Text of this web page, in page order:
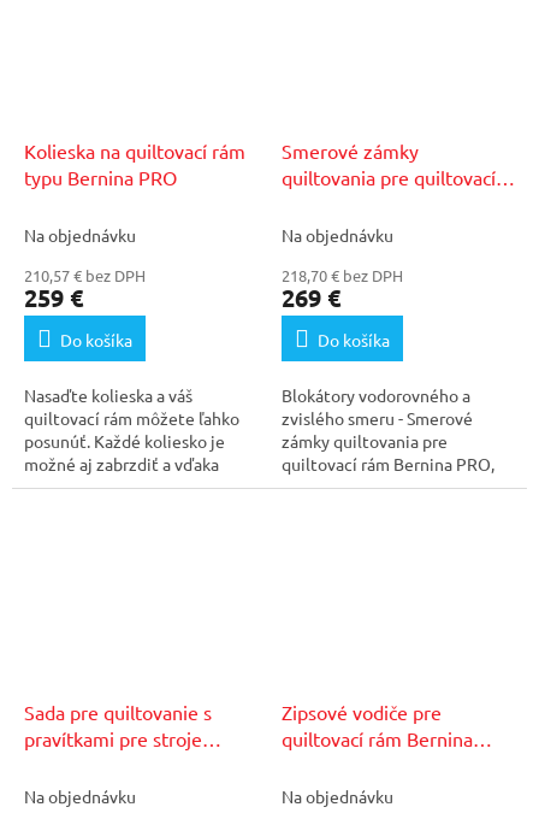
Kolieska na quiltovací rám
typu Bernina PRO
Na objednávku
210,57 € bez DPH
259 €
Do košíka
Nasaďte kolieska a váš
quiltovací rám môžete ľahko
posunúť. Každé koliesko je
možné aj zabrzdiť a vďaka
tomu ostane rám pevne...
Smerové zámky
quiltovania pre quiltovací
Na objednávku
218,70 € bez DPH
269 €
Do košíka
Blokátory vodorovného a
zvislého smeru - Smerové
zámky quiltovania pre
quiltovací rám Bernina PRO,
sada 2ks. Uľahčujú šitie...
Sada pre quiltovanie s
pravítkami pre stroje
Na objednávku
Zipsové vodiče pre
quiltovací rám Bernina
Na objednávku